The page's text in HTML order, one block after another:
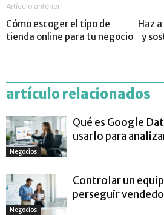
Artículo anterior
Cómo escoger el tipo de
tienda online para tu negocio
Haz
y
artículo relacionados
Negocios
Qué es Google
usarlo para
Negocios
Controlar un
perseguir